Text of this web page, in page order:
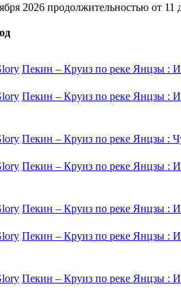
2026 продолжительностью от
Пекин – Круиз по реке Янцзы :
Пекин – Круиз по реке Янцзы :
Пекин – Круиз по реке Янцзы :
Пекин – Круиз по реке Янцзы :
Пекин – Круиз по реке Янцзы :
Пекин – Круиз по реке Янцзы :
Пекин – Круиз по реке Янцзы :